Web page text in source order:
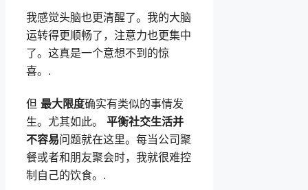
我感觉头脑也更清醒了。我的大脑
运转得更顺畅了，注意力也更集中
了。这真是一个意想不到的惊
喜。.
但 最大限度确实有类似的事情发
生。尤其如此。 平衡社交生活并
不容易问题就在这里。每当公司聚
餐或者和朋友聚会时，我就很难控
制自己的饮食。.